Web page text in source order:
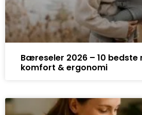
Bæreseler 2026 – 10 bedste
komfort & ergonomi